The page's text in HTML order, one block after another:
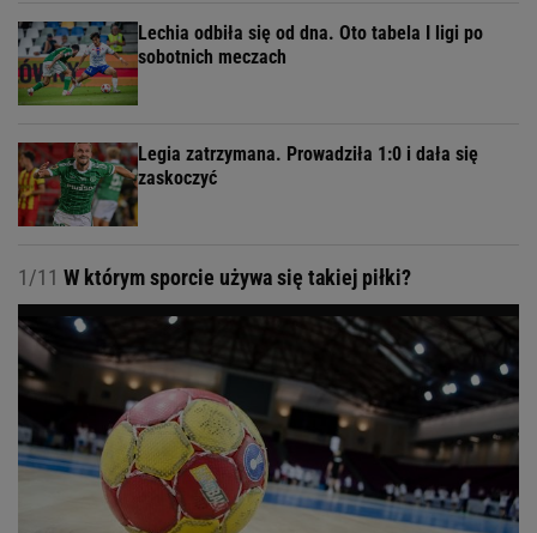
Lechia odbiła się od dna. Oto tabela I ligi po
sobotnich meczach
Legia zatrzymana. Prowadziła 1:0 i dała się
zaskoczyć
1/11 W którym sporcie używa się takiej piłki?